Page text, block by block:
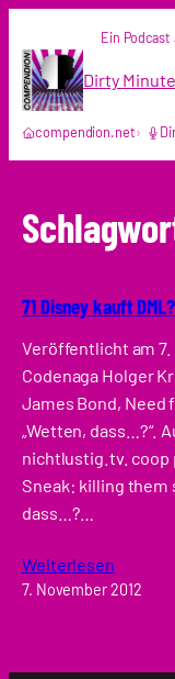
Inhalt
springen
Ein Podcast
Dirty
compendion.net
71 Disney kauft DML?
Veröffentlicht am 7.
Codenaga Holger
James Bond, Need
„Wetten, dass…?“.
nichtlustig.tv. coop
Sneak: killing them
dass…?…
Weiterlesen
7. November 2012